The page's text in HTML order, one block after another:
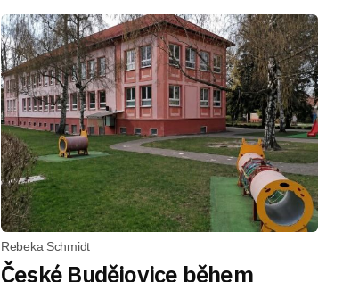
Rebeka Schmidt
České Budějovice během